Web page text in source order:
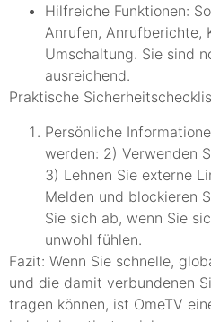
Hilfreiche Funktionen:
Anrufen, Anrufberichte,
Umschaltung. Sie sind
ausreichend.
Praktische
Persönliche
werden: 2) Verwenden
3) Lehnen Sie externe
Melden und blockieren
Sie sich ab, wenn Sie
unwohl fühlen.
Fazit: Wenn Sie schnelle,
und die damit verbundenen
tragen können, ist OmeTV